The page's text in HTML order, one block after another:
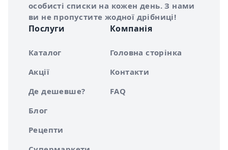
особисті списки на кожен день. З нами
ви не пропустите жодної дрібниці!
Послуги
Каталог
Акції
Де дешевше?
Блог
Рецепти
Компанія
Головна сторінка
Контакти
FAQ